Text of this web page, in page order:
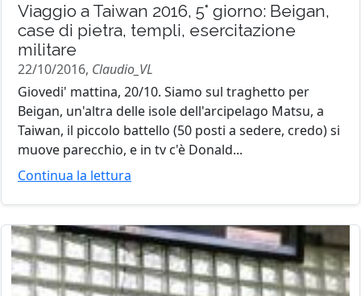
Viaggio a Taiwan 2016, 5° giorno: Beigan,
case di pietra, templi, esercitazione
militare
22/10/2016, Claudio_VL
Giovedi' mattina, 20/10. Siamo sul traghetto per
Beigan, un'altra delle isole dell'arcipelago Matsu, a
Taiwan, il piccolo battello (50 posti a sedere, credo) si
muove parecchio, e in tv c'è Donald...
Continua la lettura